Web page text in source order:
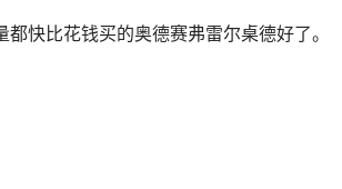
快比花钱买的奥德赛弗雷尔桌德好了。